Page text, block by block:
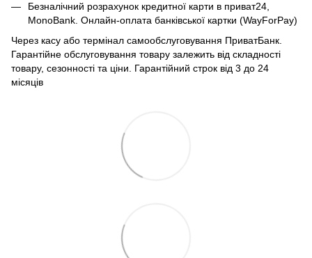
Безналічний розрахунок кредитної карти в приват24,
MonoBank. Онлайн-оплата банківської картки (WayForPay)
Через касу або термінал самообслуговування ПриватБанк.
Гарантійне обслуговування товару залежить від складності
товару, сезонності та ціни. Гарантійний строк від 3 до 24
місяців